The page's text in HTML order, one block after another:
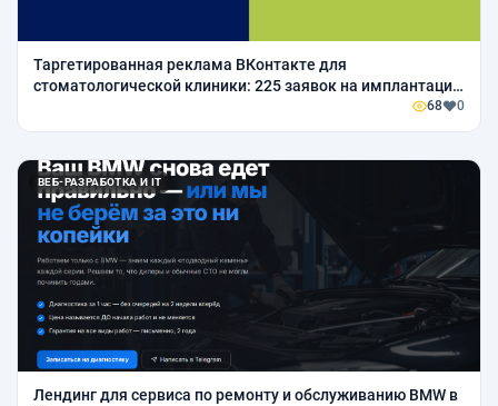
Таргетированная реклама ВКонтакте для
стоматологической клиники: 225 заявок на имплантацию
68 0
ВЕБ-РАЗРАБОТКА И IT
Лендинг для сервиса по ремонту и обслуживанию BMW в